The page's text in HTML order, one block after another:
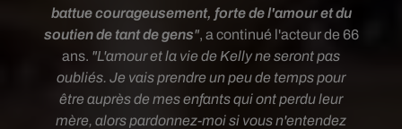
battue courageusement, forte de l'amour et du
soutien de tant de gens", a continué l'acteur de 66
ans. "L'amour et la vie de Kelly ne seront pas
oubliés. Je vais prendre un peu de temps pour
être auprès de mes enfants qui ont perdu leur
mère, alors pardonnez-moi si vous n'entendez